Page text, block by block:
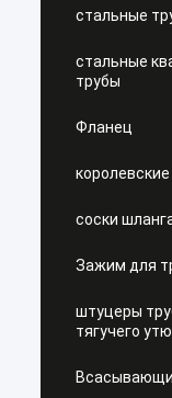
стальные
стальные
трубы
Фланец
королевские
соски
Зажим для
штуцеры
тягучего